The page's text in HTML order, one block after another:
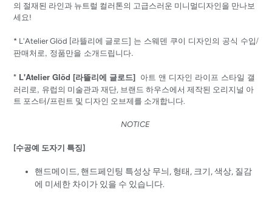
의 절재된 라인과 뉴트럴 컬러톤의 고급스러운 미니멀디자인을 만나보
세요!
* L'Atelier Glöd [라뜰리에 글로드] 는 스웨덴 쿠이 디자인의 공식 수입/
판매처로, 정품만을 소개드립니다.
* L'Atelier Glöd [라뜰리에 글로드] 아트 앤 디자인 라이프 스타일 갤
러리로, 유럽의 미술관과 재단, 브랜드 하우스에서 제작된 오리지널 아
트 포스터/프린트 및 디자인 오브제를 소개합니다.
NOTICE
[수공예 도자기 특징]
핸드메이드, 핸드페인팅 특성상 무늬, 형태, 크기, 색상, 질감
에 미세한 차이가 있을 수 있습니다.